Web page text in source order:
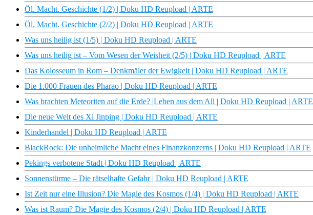
Öl. Macht. Geschichte (1/2) | Doku HD Reupload | ARTE
Öl. Macht. Geschichte (2/2) | Doku HD Reupload | ARTE
Was uns heilig ist (1/5) | Doku HD Reupload | ARTE
Was uns heilig ist – Vom Wesen der Weisheit (2/5) | Doku HD Reupload | ARTE
Das Kolosseum in Rom – Denkmäler der Ewigkeit | Doku HD Reupload | ARTE
Die 1.000 Frauen des Pharao | Doku HD Reupload | ARTE
Was brachten Meteoriten auf die Erde? |Leben aus dem All | Doku HD Reupload | ARTE
Die neue Welt des Xi Jinping | Doku HD Reupload | ARTE
Kinderhandel | Doku HD Reupload | ARTE
BlackRock: Die unheimliche Macht eines Finanzkonzerns | Doku HD Reupload | ARTE
Pekings verbotene Stadt | Doku HD Reupload | ARTE
Sonnenstürme – Die rätselhafte Gefahr | Doku HD Reupload | ARTE
Ist Zeit nur eine Illusion? Die Magie des Kosmos (1/4) | Doku HD Reupload | ARTE
Was ist Raum? Die Magie des Kosmos (2/4) | Doku HD Reupload | ARTE